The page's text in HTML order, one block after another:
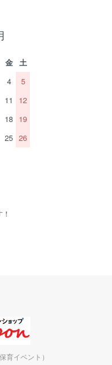
金
土
4
5
11
12
18 19
25 26
育イベント）